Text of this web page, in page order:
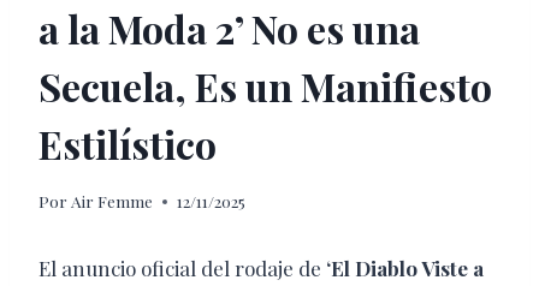
a la Moda 2’ No es una
Secuela, Es un Manifiesto
Estilístico
Por Air Femme 12/11/2025
El anuncio oficial del rodaje de ‘El Diablo Viste a